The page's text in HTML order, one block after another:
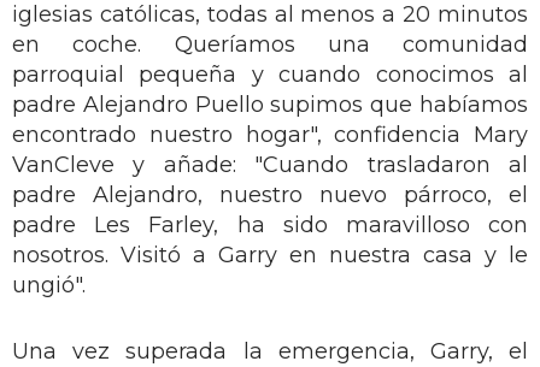
iglesias católicas, todas al menos a 20 minutos
en coche. Queríamos una comunidad
parroquial pequeña y cuando conocimos al
padre Alejandro Puello supimos que habíamos
encontrado nuestro hogar", confidencia Mary
VanCleve y añade: "Cuando trasladaron al
padre Alejandro, nuestro nuevo párroco, el
padre Les Farley, ha sido maravilloso con
nosotros. Visitó a Garry en nuestra casa y le
ungió".
Una vez superada la emergencia, Garry, el